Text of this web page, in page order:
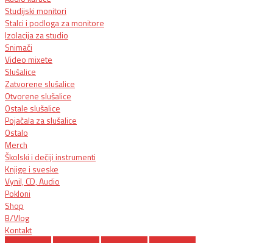
Studijski monitori
Stalci i podloga za monitore
Izolacija za studio
Snimači
Video mixete
Slušalice
Zatvorene slušalice
Otvorene slušalice
Ostale slušalice
Pojačala za slušalice
Ostalo
Merch
Školski i dečiji instrumenti
Knjige i sveske
Vynil, CD, Audio
Pokloni
Shop
B/Vlog
Kontakt